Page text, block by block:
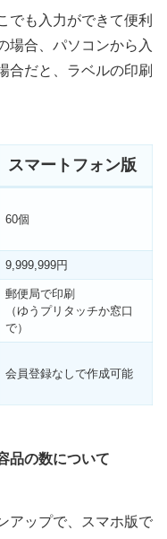
でも入力ができて便利
場合、パソコンから入
合だと、ラベルの印刷
スマートフォン版
60個
9,999,999円
郵便局で印刷
（ゆうプリタッチか窓口
で）
会員登録なしで作成可能
品の数について
アップで、スマホ版で